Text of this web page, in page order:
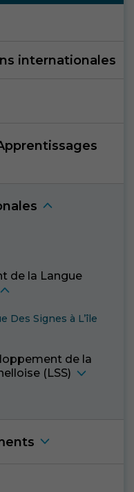
internationales
s
de la Langue
Des Signes à L’île
de la
(LSS)
s